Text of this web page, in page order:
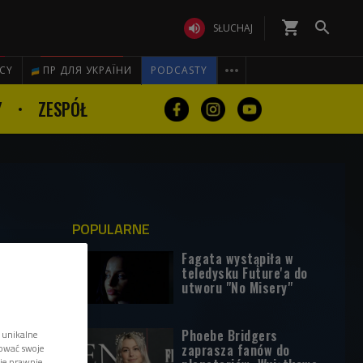
 SŁUCHAJ shopping_cart 
ПР ДЛЯ УКРАЇНИ PODCASTY 
ZESPÓŁ
POPULARNE
Fagata wystąpiła w
teledysku Future'a do
utworu "No Misery"
Phoebe Bridgers
zaprasza fanów do
swoje